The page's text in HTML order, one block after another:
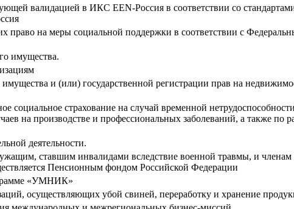
валидацией в ИКС EEN-Россия в соответствии со
на меры социальной поддержки в соответствии с
имущества.
и (или) государственной регистрации прав на
страхование на случай временной
на производстве и профессиональных заболеваний, а также по
деятельности.
ставшим инвалидами вследствие военной травмы, и
Пенсионным фондом Российской Федерации
«УМНИК»
осуществляющих убой свиней, переработку и хранение